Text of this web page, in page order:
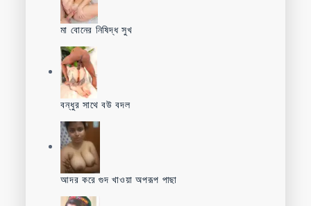
মা বোনের নিষিদ্ধ সুখ
বন্ধুর সাথে বউ বদল
আদর করে গুদ খাওয়া অপরূপ পাছা